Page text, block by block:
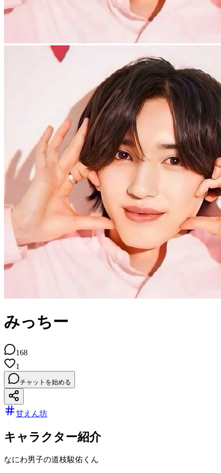
みっちー
168
1
チャットを始める
甘えん坊
キャラクター紹介
なにわ男子の道枝駿佑くん